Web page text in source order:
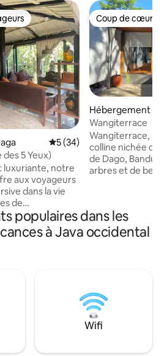
les plus appréciés
Évaluation moyenne sur la
5 (34)
des 5 Yeux)
luxuriante, notre
aux voyageurs
dans la vie
de
nos offres
des aliments
soyez ici pour
ou
de la
votre escapade
Coup de cœur
Coup de cœur
Hébergement ⋅
Wangiterrace
Wangiterrace,
colline nichée
de Dago,
arbres et de
terrasse ou que
et les sentiers
WangiTerrace
pittoresques de
populaires dans les
à Java occidental
Wifi